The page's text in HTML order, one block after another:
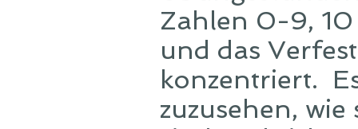
Zahlen 0-9, 10
und das
konzentriert.
zuzusehen,